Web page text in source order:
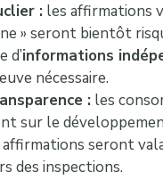
:les affirmations
» seront bientôt
d’informations
nécessaire.
:les
sur le
affirmations seront
des inspections.